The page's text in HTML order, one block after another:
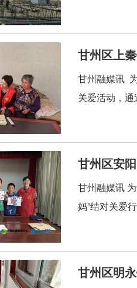
甘州区上
甘州融媒讯
关爱活动，
甘州区安
甘州融媒讯
妈”结对关爱
甘州区明